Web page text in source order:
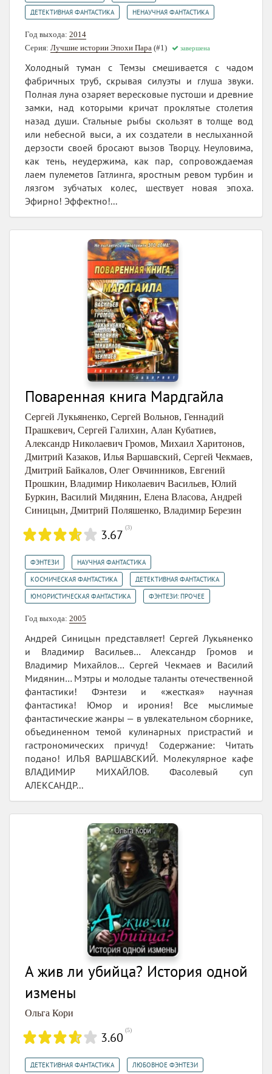
ДЕТЕКТИВНАЯ ФАНТАСТИКА НЕНАУЧНАЯ ФАНТАСТИКА
Год выхода: 2014
Серия: Лучшие истории Эпохи Пара (#1) завершена
Холодный туман с Темзы смешивается с чадом
фабричных труб, скрывая силуэты и глуша звуки.
Полная луна озаряет вересковые пустоши и древние
замки, над которыми кричат проклятые столетия
назад души. Стальные рыбы скользят в толще вод
или небесной выси, а их создатели в неслыханной
дерзости своей бросают вызов Творцу. Неуловима,
как тень, неудержима, как пар, сопровождаемая
лаем пулеметов Гатлинга, яростным ревом турбин и
лязгом зубчатых колес, шествует новая эпоха.
Эфирно! Эффектно!...
Поваренная книга Мардгайла
Сергей Лукьяненко, Сергей Вольнов, Геннадий
Прашкевич, Сергей Галихин, Алан Кубатиев,
Александр Николаевич Громов, Михаил Харитонов,
Дмитрий Казаков, Илья Варшавский, Сергей Чекмаев,
Дмитрий Байкалов, Олег Овчинников, Евгений
Прошкин, Владимир Николаевич Васильев, Юлий
Буркин, Василий Мидянин, Елена Власова, Андрей
Синицын, Дмитрий Поляшенко, Владимир Березин
3.67 (3)
ФЭНТЕЗИ НАУЧНАЯ ФАНТАСТИКА
КОСМИЧЕСКАЯ ФАНТАСТИКА ДЕТЕКТИВНАЯ ФАНТАСТИКА
ЮМОРИСТИЧЕСКАЯ ФАНТАСТИКА ФЭНТЕЗИ: ПРОЧЕЕ
Год выхода: 2005
Андрей Синицын представляет! Сергей Лукьяненко
и Владимир Васильев… Александр Громов и
Владимир Михайлов… Сергей Чекмаев и Василий
Мидянин… Мэтры и молодые таланты отечественной
фантастики! Фэнтези и «жесткая» научная
фантастика! Юмор и ирония! Все мыслимые
фантастические жанры — в увлекательном сборнике,
объединенном темой кулинарных пристрастий и
гастрономических причуд! Содержание: Читать
подано! ИЛЬЯ ВАРШАВСКИЙ. Молекулярное кафе
ВЛАДИМИР МИХАЙЛОВ. Фасолевый суп
АЛЕКСАНДР...
А жив ли убийца? История одной
измены
Ольга Кори
3.60 (5)
ДЕТЕКТИВНАЯ ФАНТАСТИКА ЛЮБОВНОЕ ФЭНТЕЗИ